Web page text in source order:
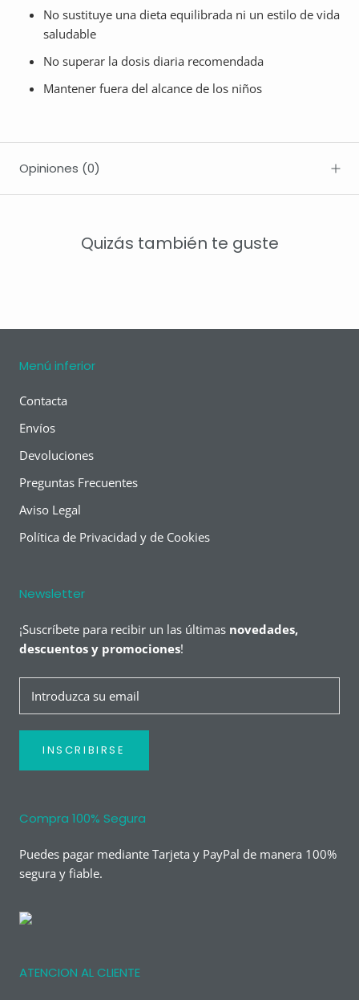
No sustituye una dieta equilibrada ni un estilo de vida
saludable
No superar la dosis diaria recomendada
Mantener fuera del alcance de los niños
Opiniones (0)
Quizás también te guste
Menú inferior
Contacta
Envíos
Devoluciones
Preguntas Frecuentes
Aviso Legal
Política de Privacidad y de Cookies
Newsletter
¡Suscríbete para recibir un las últimas novedades,
descuentos y promociones!
INSCRIBIRSE
Compra 100% Segura
Puedes pagar mediante Tarjeta y PayPal de manera 100%
segura y fiable.
ATENCION AL CLIENTE